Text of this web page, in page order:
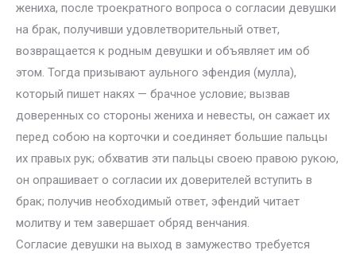
жениха, после троекратного вопроса о согласии девушки
на брак, получивши удовлетворительный ответ,
возвращается к родным девушки и объявляет им об
этом. Тогда призывают аульного эфендия (мулла),
который пишет накях — брачное условие; вызвав
доверенных со стороны жениха и невесты, он сажает их
перед собою на корточки и соединяет большие пальцы
их правых рук; обхватив эти пальцы своею правою рукою,
он опрашивает о согласии их доверителей вступить в
брак; получив необходимый ответ, эфендий читает
молитву и тем завершает обряд венчания.
Согласие девушки на выход в замужество требуется